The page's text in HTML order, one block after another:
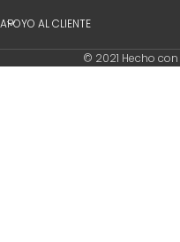
APOYO AL CLIENTE
© 2021 Hecho